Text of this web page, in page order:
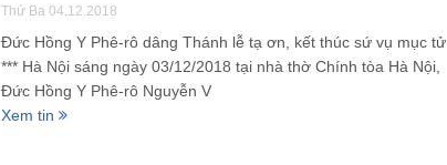
Thứ Ba 04.12.2018
Đức Hồng Y Phê-rô dâng Thánh lễ tạ ơn, kết thúc sứ vụ mục tử
*** Hà Nội sáng ngày 03/12/2018 tại nhà thờ Chính tòa Hà Nội,
Đức Hồng Y Phê-rô Nguyễn V
Xem tin